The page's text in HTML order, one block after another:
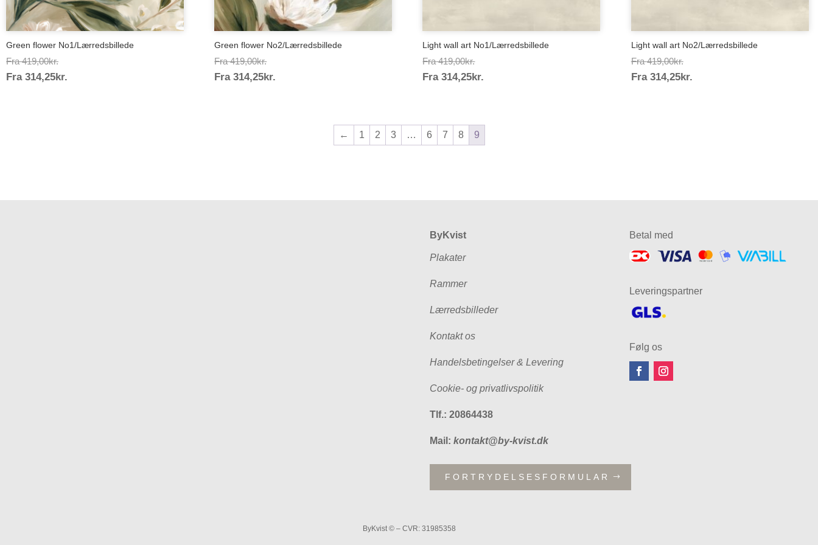
Green flower No1/Lærredsbillede
Fra 419,00kr.Prisinterval:
419,00kr.
Fra 314,25kr.
Green flower No2/Lærredsbillede
Fra 419,00kr.Prisinterval:
419,00kr.
Fra 314,25kr.
Light wall art No1/Lærredsbillede
Fra 419,00kr.Prisinterval:
419,00kr.
Fra 314,25kr.
Light wall art No2/Lærredsbillede
Fra 419,00kr.Prisinterval:
419,00kr.
Fra 314,25kr.Prisinterval:
← 1 2 3 … 6 7 8 9
ByKvist
Plakater
Rammer
Lærredsbilleder
Kontakt os
Handelsbetingelser & Levering
Cookie- og privatlivspolitik
Tlf.: 20864438
Mail:kontakt@by-kvist.dk
FORTRYDELSESFORMULAR
Betal med
Leveringspartner
Følg os
ByKvist © – CVR: 31985358